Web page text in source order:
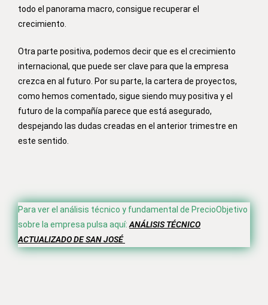
todo el panorama macro, consigue recuperar el
crecimiento.
Otra parte positiva, podemos decir que es el crecimiento
internacional, que puede ser clave para que la empresa
crezca en al futuro. Por su parte, la cartera de proyectos,
como hemos comentado, sigue siendo muy positiva y el
futuro de la compañía parece que está asegurado,
despejando las dudas creadas en el anterior trimestre en
este sentido.
Para ver el análisis técnico y fundamental de PrecioObjetivo
sobre la empresa pulsa aquí: ANÁLISIS TÉCNICO
ACTUALIZADO DE SAN JOSÉ